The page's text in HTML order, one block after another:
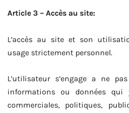
Article 3 – Accès au site:
L’accès au site et son
usage strictement personnel.
L’utilisateur s’engage a ne
informations ou données
commerciales, politiques,